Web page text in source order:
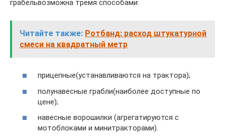
грабельвозможна тремя способами:
Читайте также: Ротбанд: расход штукатурной
смеси на квадратный метр
прицепные(устанавливаются на трактора);
полунавесные грабли(наиболее доступные по
цене);
навесные ворошилки (агрегатируются с
мотоблоками и минитракторами).